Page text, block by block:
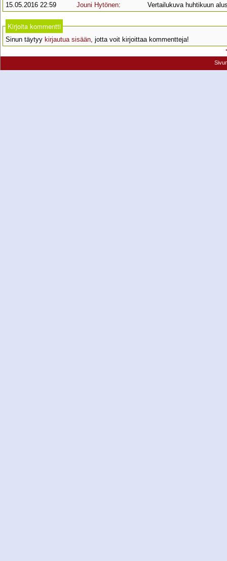
15.05.2016 22:59 Jouni Hytönen: Vertailukuva huhtikuun
Kirjoita kommentti
Sinun täytyy kirjautua sisään, jotta voit kirjoittaa kommentteja!